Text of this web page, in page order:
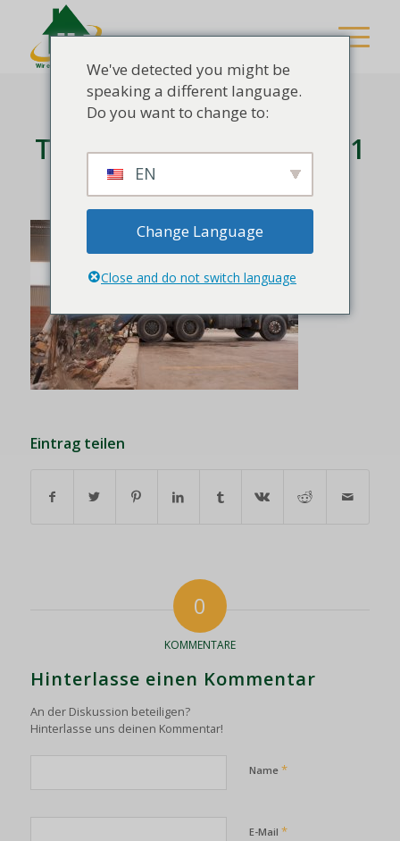
Teaser_Entrümpelung001
Eintrag teilen
0
KOMMENTARE
Hinterlasse einen Kommentar
An der Diskussion beteiligen?
Hinterlasse uns deinen Kommentar!
Name *
E-Mail *
We've detected you might be
speaking a different language.
Do you want to change to:
EN
Change Language
Close and do not switch language